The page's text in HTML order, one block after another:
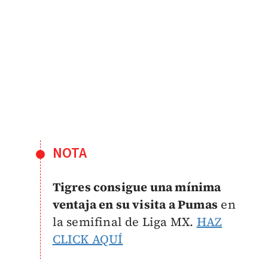
NOTA
Tigres consigue una mínima
ventaja en su visita a Pumas en
la semifinal de Liga MX. HAZ
CLICK AQUÍ